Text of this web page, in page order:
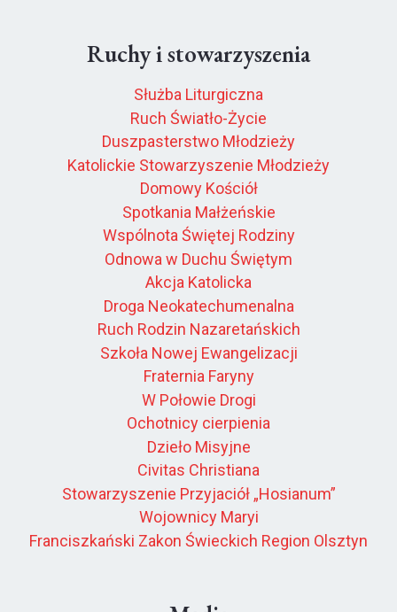
Ruchy i stowarzyszenia
Służba Liturgiczna
Ruch Światło-Życie
Duszpasterstwo Młodzieży
Katolickie Stowarzyszenie Młodzieży
Domowy Kościół
Spotkania Małżeńskie
Wspólnota Świętej Rodziny
Odnowa w Duchu Świętym
Akcja Katolicka
Droga Neokatechumenalna
Ruch Rodzin Nazaretańskich
Szkoła Nowej Ewangelizacji
Fraternia Faryny
W Połowie Drogi
Ochotnicy cierpienia
Dzieło Misyjne
Civitas Christiana
Stowarzyszenie Przyjaciół „Hosianum”
Wojownicy Maryi
Franciszkański Zakon Świeckich Region Olsztyn